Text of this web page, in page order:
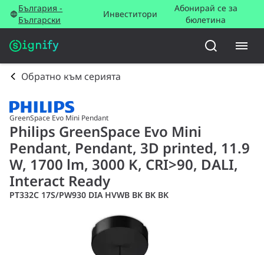
България -
Български
Инвеститори
Абонирай се за
бюлетина
Обратно към серията
GreenSpace Evo Mini Pendant
Philips GreenSpace Evo Mini
Pendant, Pendant, 3D printed, 11.9
W, 1700 lm, 3000 K, CRI>90, DALI,
Interact Ready
PT332C 17S/PW930 DIA HVWB BK BK BK